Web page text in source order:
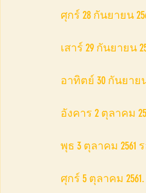
ศุกร์ 28 กันยายน
เสาร์ 29 กันยายน
อาทิตย์ 30 กันยายน
อังคาร 2 ตุลาคม
พุธ 3 ตุลาคม 2561 ร
ศุกร์ 5 ตุลาคม 2561.